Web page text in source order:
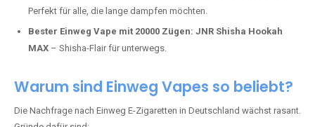
Perfekt für alle, die lange dampfen möchten.
Bester Einweg Vape mit 20000 Zügen: JNR Shisha Hookah
MAX – Shisha-Flair für unterwegs.
Warum sind Einweg Vapes so beliebt?
Die Nachfrage nach Einweg E-Zigaretten in Deutschland wächst rasant.